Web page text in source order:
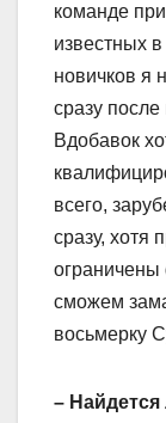
команде
известных
новичков я
сразу
Вдобавок
всего,
сразу, хотя
сможем
восьмерку
–